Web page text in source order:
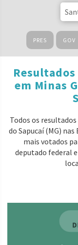
PRES GOV
em Minas
Todos os
do Sapucaí (MG)
mais votados
deputado federal